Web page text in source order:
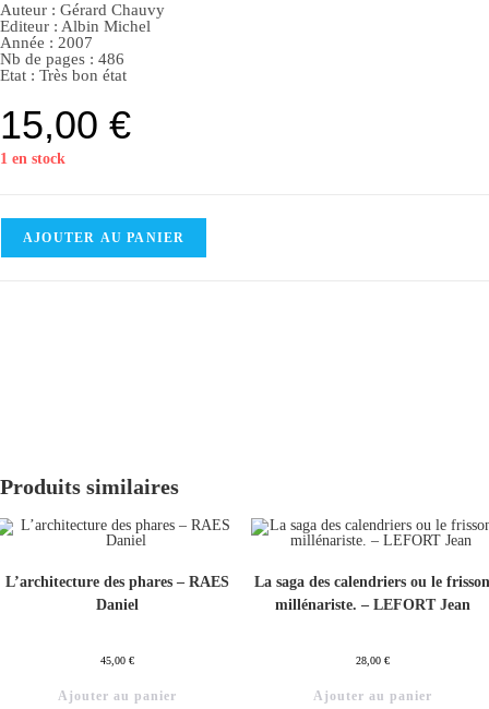
Auteur : Gérard Chauvy
Editeur : Albin Michel
Année : 2007
Nb de pages : 486
Etat : Très bon état
15,00 €
1 en stock
AJOUTER AU PANIER
Produits similaires
L’architecture des phares – RAES
Daniel
45,00 €
Ajouter au panier
La saga des calendriers ou le frisson
millénariste. – LEFORT Jean
28,00 €
Ajouter au panier